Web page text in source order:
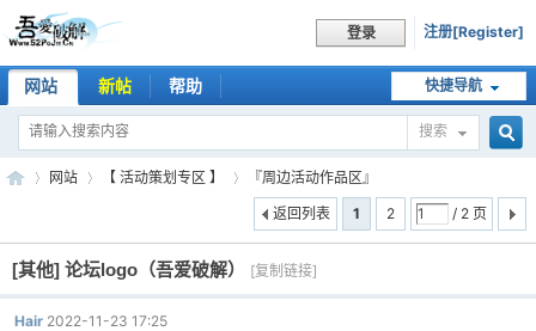
登录 注册[Register]
快捷导航
网站 新帖 帮助
搜索
吾 »
网站
›
【 活动策划专区 】
›
『周边活动作品区』
1
2 / 2 页
返回列表
[其他] 论坛logo（吾爱破解） [复制链接]
Hair 2022-11-23 17:25